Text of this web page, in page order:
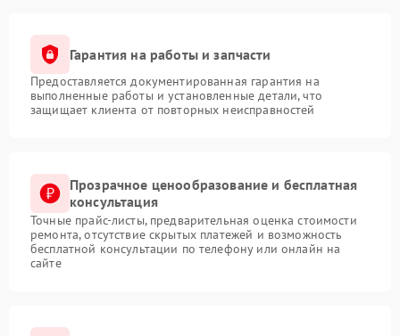
Гарантия на работы и запчасти
Предоставляется документированная гарантия на
выполненные работы и установленные детали, что
защищает клиента от повторных неисправностей
Прозрачное ценообразование и бесплатная
консультация
Точные прайс-листы, предварительная оценка стоимости
ремонта, отсутствие скрытых платежей и возможность
бесплатной консультации по телефону или онлайн на
сайте